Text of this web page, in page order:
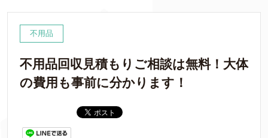
不用品
不用品回収見積もりご相談は無料！大体
の費用も事前に分かります！